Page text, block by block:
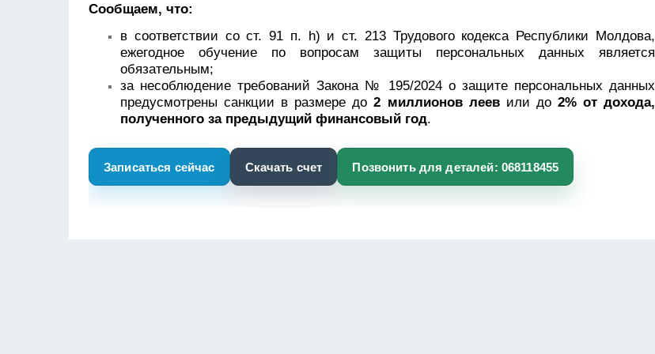
Сообщаем, что:
в соответствии со ст. 91 п. h) и ст. 213 Трудового кодекса Республики Молдова,
ежегодное обучение по вопросам защиты персональных данных является
обязательным;
за несоблюдение требований Закона № 195/2024 о защите персональных данных
предусмотрены санкции в размере до2 миллионов леевили до 2% от дохода,
полученного за предыдущий финансовый год.
Записаться сейчас Скачать счет Позвонить для деталей: 068118455